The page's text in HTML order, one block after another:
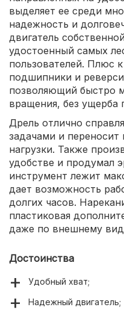
выделяет ее среди
надежность и
двигатель
удостоенный самых
пользователей. Плюс
подшипники и
позволяющий быстро
вращения, без
Дрель отлично
задачами и
нагрузки. Также
удобстве и продумал
инструмент лежит
дает возможность
долгих часов.
пластиковая
даже по внешнему
Достоинства
Удобный хват;
Надежный двигатель;